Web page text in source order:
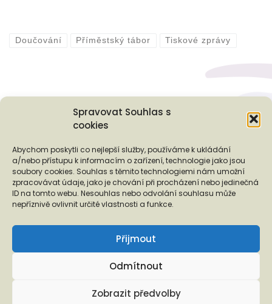
Spravovat Souhlas s
cookies
Abychom poskytli co nejlepší služby, používáme k ukládání
a/nebo přístupu k informacím o zařízení, technologie jako jsou
soubory cookies. Souhlas s těmito technologiemi nám umožní
zpracovávat údaje, jako je chování při procházení nebo jedinečná
ID na tomto webu. Nesouhlas nebo odvolání souhlasu může
nepříznivě ovlivnit určité vlastnosti a funkce.
Přijmout
Odmítnout
Zobrazit předvolby
Doučování Příměstský tábor Tiskové zprávy
Podporují nás...
❬ ❭